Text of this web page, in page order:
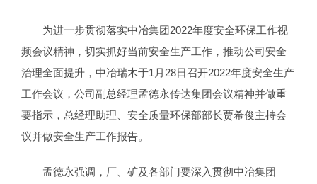
为进一步贯彻落实中冶集团2022年度安全环保工作视
频会议精神，切实抓好当前安全生产工作，推动公司安全
治理全面提升，中冶瑞木于1月28日召开2022年度安全生产
工作会议，公司副总经理孟德永传达集团会议精神并做重
要指示，总经理助理、安全质量环保部部长贾希俊主持会
议并做安全生产工作报告。
孟德永强调，厂、矿及各部门要深入贯彻中冶集团